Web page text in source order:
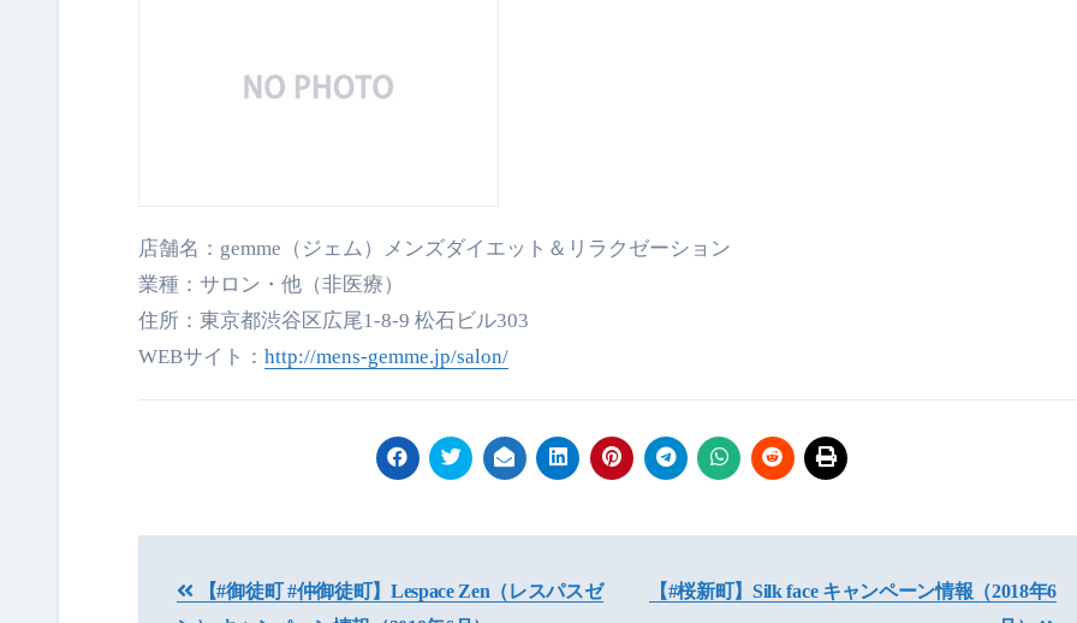
店舗名：gemme（ジェム）メンズダイエット＆リラクゼーション
業種：サロン・他（非医療）
住所：東京都渋谷区広尾1-8-9 松石ビル303
WEBサイト：http://mens-gemme.jp/salon/
【#御徒町 #仲御徒町】Lespace Zen（レスパスゼ
【#桜新町】Silk face キャンペーン情報（2018年6